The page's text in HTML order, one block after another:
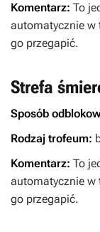
Komentarz: To
automatycznie w
go przegapić.
Strefa
Sposób
Rodzaj trofeum:
Komentarz: To
automatycznie w
go przegapić.